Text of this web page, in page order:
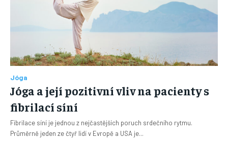
Jóga
Jóga a její pozitivní vliv na pacienty s
fibrilací síní
Fibrilace síní je jednou z nejčastějších poruch srdečního rytmu.
Průměrně jeden ze čtyř lidí v Evropě a USA je...